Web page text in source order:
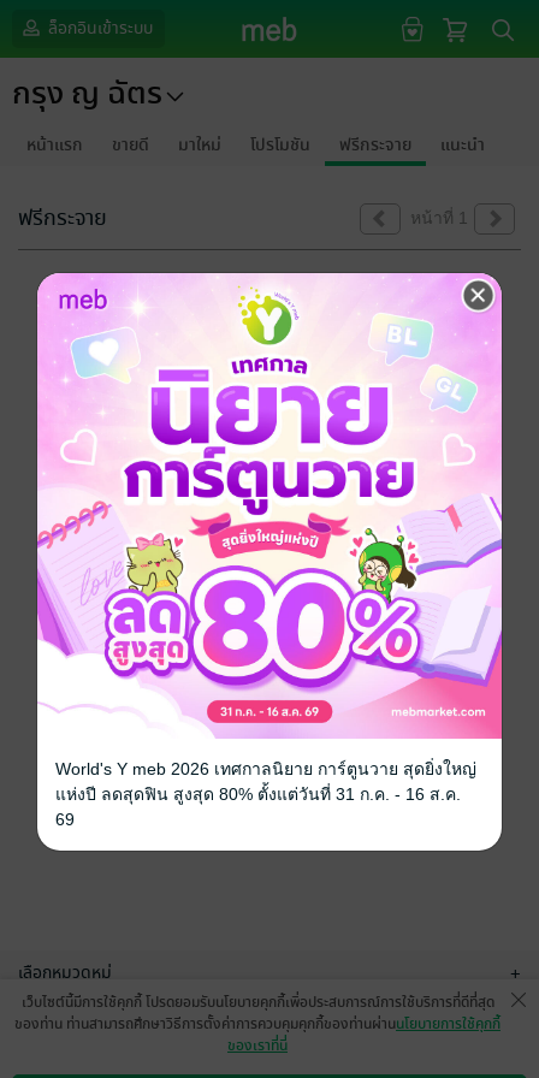
ล็อกอินเข้าระบบ
กรุง ญ ฉัตร
หน้าแรก ขายดี มาใหม่ โปรโมชัน ฟรีกระจาย แนะนำ
ฟรีกระจาย หน้าที่ 1
ขออภัยด้วยนะคะ
ไม่พบข้อมูลในหัวข้อที่คุณกำลังชมค่ะ
เลือกหมวดหมู่ +
บริการช่วยเหลือ
เว็บไซต์นี้มีการใช้คุกกี้ โปรดยอมรับนโยบายคุกกี้เพื่อประสบการณ์การใช้บริการที่ดีที่สุด
ของท่าน ท่านสามารถศึกษาวิธีการตั้งค่าการควบคุมคุกกี้ของท่านผ่านนโยบายการใช้คุกกี้
ของเราที่นี่
World's Y meb 2026 เทศกาลนิยาย การ์ตูนวาย สุดยิ่งใหญ่
แห่งปี ลดสุดฟิน สูงสุด 80% ตั้งแต่วันที่ 31 ก.ค. - 16 ส.ค.
69